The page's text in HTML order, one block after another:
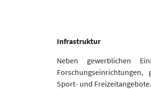
Infrastruktur
Neben gewerblichen
Sport- und